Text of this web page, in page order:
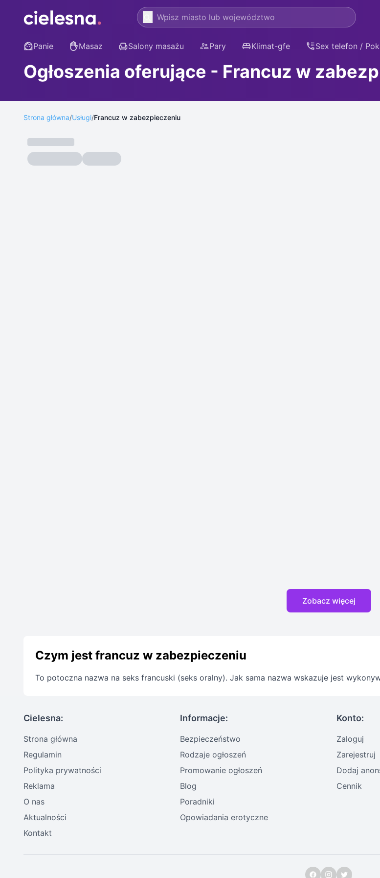
Panie Masaz Salony masażu Pary Klimat-gfe Sex telefon /
Ogłoszenia oferujące - Francuz w
Strona główna/Usługi/Francuz w zabezpieczeniu
Zobacz więcej
Czym jest francuz w zabezpieczeniu
To potoczna nazwa na seks francuski (seks oralny). Jak sama nazwa wskazuje jest
Cielesna:
Strona główna
Regulamin
Polityka prywatności
Reklama
O nas
Aktualności
Kontakt
Informacje:
Bezpieczeństwo
Rodzaje ogłoszeń
Promowanie ogłoszeń
Blog
Poradniki
Opowiadania erotyczne
Konto:
Zaloguj
Zarejestruj
Dodaj
Cennik